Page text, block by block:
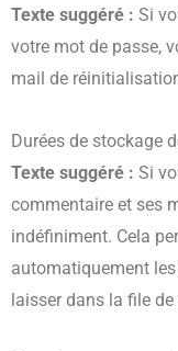
Texte suggéré : Si
votre mot de passe,
mail de
Durées de stockage
Texte suggéré : Si
commentaire et ses
indéfiniment. Cela
automatiquement
laisser dans la file